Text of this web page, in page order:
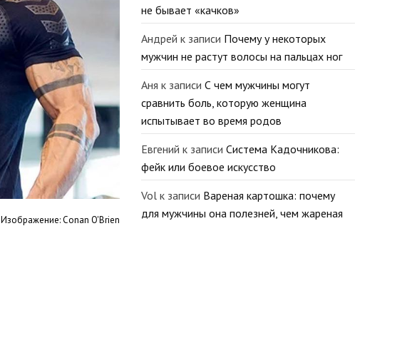
Изображение: Conan O'Brien
не бывает «качков»
Андрей к записи Почему у некоторых
мужчин не растут волосы на пальцах ног
Аня к записи С чем мужчины могут
сравнить боль, которую женщина
испытывает во время родов
Евгений к записи Система Кадочникова:
фейк или боевое искусство
Vol к записи Вареная картошка: почему
для мужчины она полезней, чем жареная